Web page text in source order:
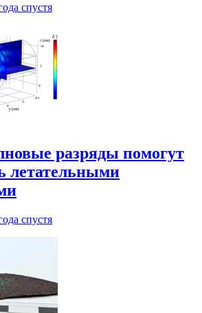
спустя
разряды помогут
летательными
спустя